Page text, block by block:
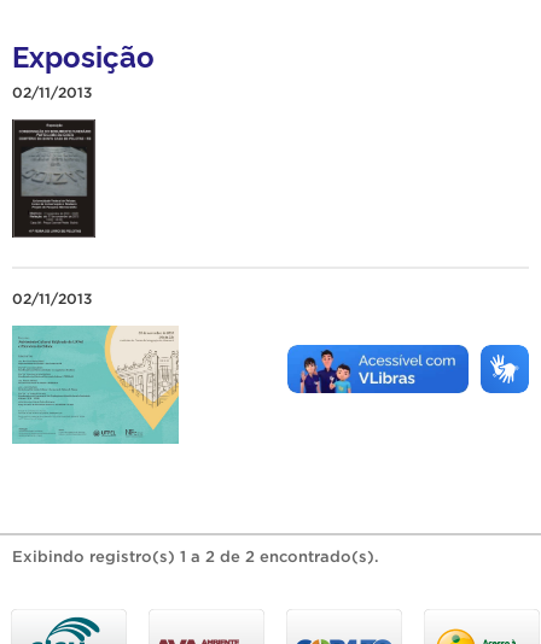
Exposição
02/11/2013
02/11/2013
Exibindo registro(s) 1 a 2 de 2 encontrado(s).